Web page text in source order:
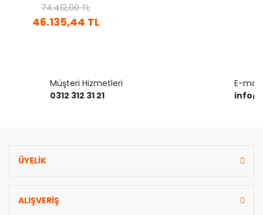
46.135,44 TL
74.412,00 TL
Müşteri Hizmetleri
0312 312 31 21
E-mail
ÜYELİK
ALIŞVERİŞ